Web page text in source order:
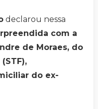
declarou nessa
com a
de Moraes, do
do ex-